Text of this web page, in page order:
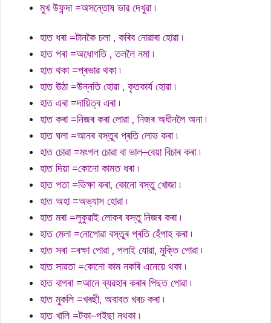
মুখ উফন্দা =অসন্তোষ ভাৱ দেখুৱা ৷
হাত ধৰা =টানকৈ চলা , কৰিব নোৱাৰা হোৱা ৷
হাত পৰা =অধোগতি , তললৈ নমা ৷
হাত থকা =প্ৰভাৱ থকা ৷
হাত ঊঠা =উন্নতি হোৱা , কৃতকাৰ্য হোৱা ৷
হাত এৰা =দায়িত্ব এৰা ৷
হাত কৰা =নিজৰ কৰা লোৱা , নিজৰ অধীনলৈ অনা ৷
হাত ঘলা =আনৰ বস্তুৰ প্ৰতি লোভ কৰা ৷
হাত চোৱা =মংগল চোৱা বা ভাল–বেয়া বিচাৰ কৰা ৷
হাত দিয়া =কোনো কামত ধৰা ৷
হাত পতা =ভিক্ষা কৰা, কোনো বস্তু খোজা ৷
হাত অহা =অভ্যাস হোৱা ৷
হাত মৰা =লুকুৱাই লোকৰ বস্তু নিজৰ কৰা ৷
হাত মেলা =নোপোৱা বস্তুৰ প্ৰতি হেঁপাহ কৰা ৷
হাত সৰা =ৰক্ষা পোৱা , পলাই যোৱা, মুক্তি পোৱা ৷
হাত সাৱতা =কোনো কাম নকৰি এনেয়ে থকা ৷
হাত বাগৰা =আনে ব্যৱহাৰ কৰাৰ পিছত পোৱা ৷
হাত মুকলি =খৰছী, অবাবত খৰচ কৰা ৷
হাত খালি =টকা–পইছা নথকা ৷